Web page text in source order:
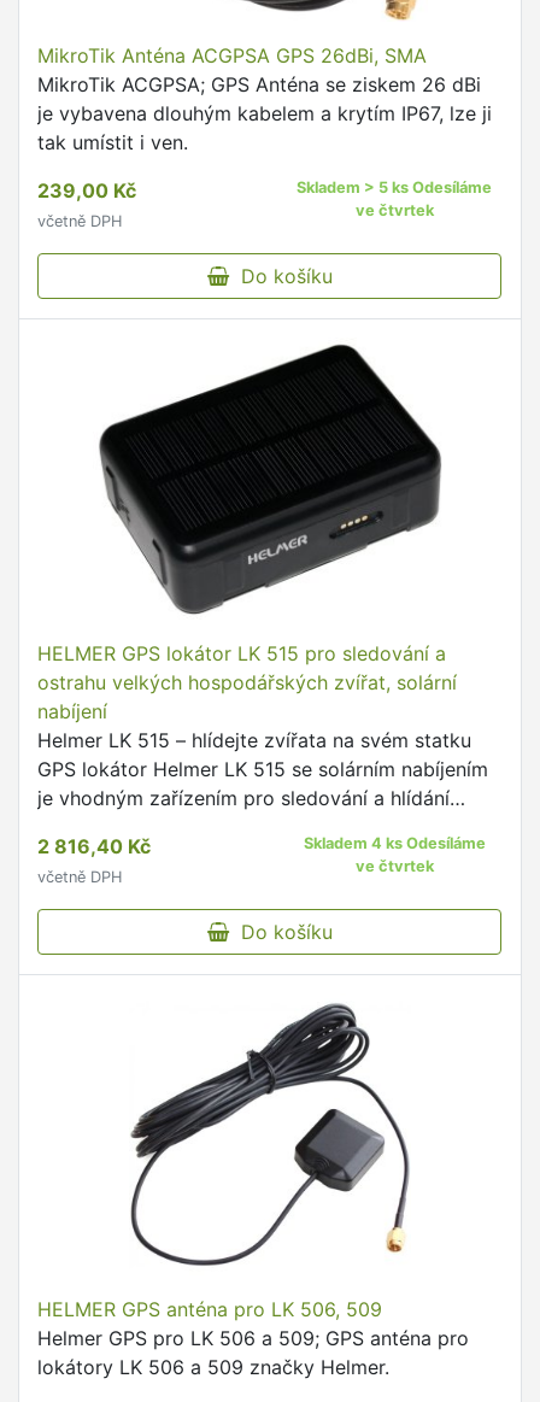
MikroTik Anténa ACGPSA GPS 26dBi, SMA
MikroTik ACGPSA; GPS Anténa se ziskem 26 dBi
je vybavena dlouhým kabelem a krytím IP67, lze ji
tak umístit i ven.
239,00 Kč
včetně DPH
Skladem > 5 ks Odesíláme
ve čtvrtek
Do košíku
HELMER GPS lokátor LK 515 pro sledování a
ostrahu velkých hospodářských zvířat, solární
nabíjení
Helmer LK 515 – hlídejte zvířata na svém statku
GPS lokátor Helmer LK 515 se solárním nabíjením
je vhodným zařízením pro sledování a hlídání
kozy …
2 816,40 Kč
včetně DPH
Skladem 4 ks Odesíláme
ve čtvrtek
Do košíku
HELMER GPS anténa pro LK 506, 509
Helmer GPS pro LK 506 a 509; GPS anténa pro
lokátory LK 506 a 509 značky Helmer.